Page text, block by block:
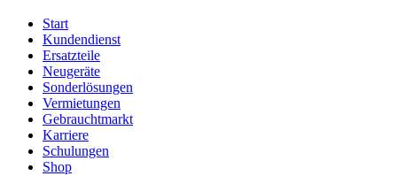
Start
Kundendienst
Ersatzteile
Neugeräte
Sonderlösungen
Vermietungen
Gebrauchtmarkt
Karriere
Schulungen
Shop